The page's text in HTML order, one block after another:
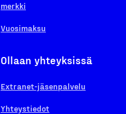
merkki
Vuosimaksu
Ollaan yhteyksissä
Extranet-jäsenpalvelu
Yhteystiedot